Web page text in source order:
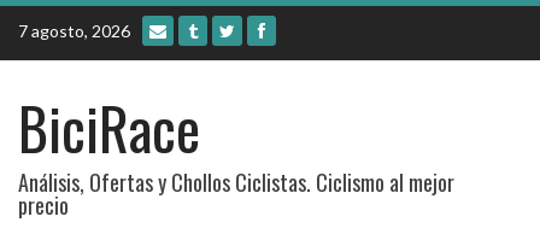
Skip
content
7 agosto, 2026
BiciRace
Análisis, Ofertas y Chollos Ciclistas. Ciclismo al mejor
precio